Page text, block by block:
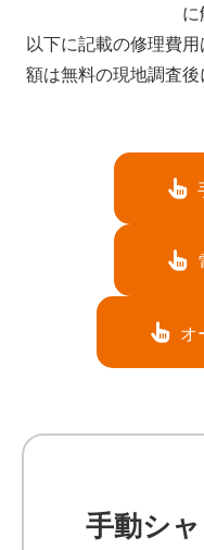
に
以下に記載の修理費
額は無料の現地調査
オ
手動シ